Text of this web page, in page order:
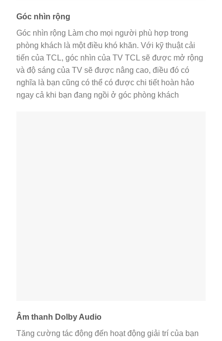
Góc nhìn rộng
Góc nhìn rộng Làm cho mọi người phù hợp trong
phòng khách là một điều khó khăn. Với kỹ thuật cải
tiến của TCL, góc nhìn của TV TCL sẽ được mở rộng
và độ sáng của TV sẽ được nâng cao, điều đó có
nghĩa là bạn cũng có thể có được chi tiết hoàn hảo
ngay cả khi bạn đang ngồi ở góc phòng khách
Âm thanh Dolby Audio
Tăng cường tác động đến hoạt động giải trí của bạn